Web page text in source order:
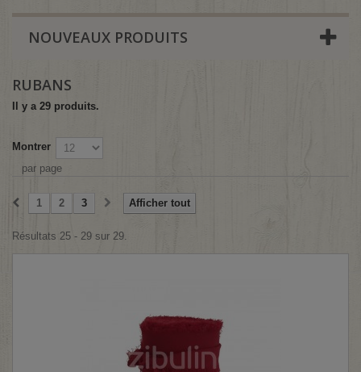
NOUVEAUX PRODUITS
RUBANS
Il y a 29 produits.
Montrer
par page
Afficher tout
1 2 3
Résultats 25 - 29 sur 29.